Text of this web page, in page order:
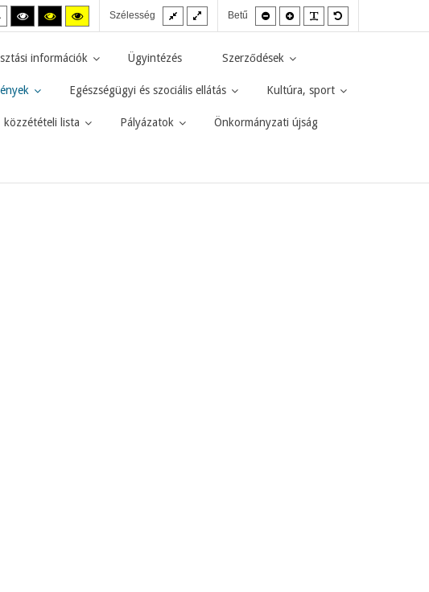
Éjszakai
mód
Magas
kontraszt
mód.
Magas
kontraszt
mód.
Magas
kontraszt
mód.
Szélesség
Fix
elrendezés
Széles
elrendezés
Betű
Kisebb
betűméret
Nagyobb
betűméret
információk Ügyintézés Szerződések
Egészségügyi és szociális ellátás Kultúra, sport
közzétételi lista Pályázatok Önkormányzati újság